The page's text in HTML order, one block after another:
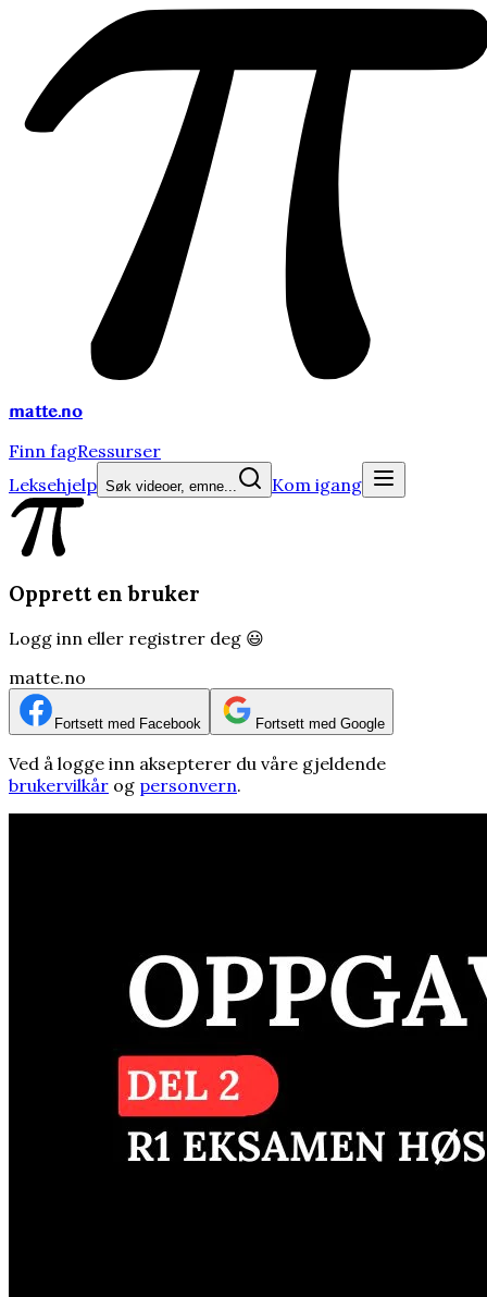
matte.no
Finn fagRessurser
Leksehjelp Søk videoer, emne... Kom igang
Opprett en bruker
Logg inn eller registrer deg 😃
matte.no
Fortsett med Facebook Fortsett med Google
Ved å logge inn aksepterer du våre gjeldende
brukervilkår og personvern.